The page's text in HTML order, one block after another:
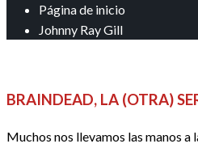
Página de inicio
Johnny Ray Gill
BRAINDEAD, LA (OTRA)
Muchos nos llevamos las manos a